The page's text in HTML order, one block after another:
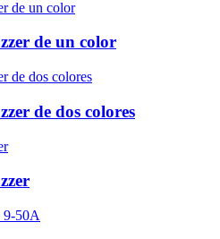
de un color
de dos colores